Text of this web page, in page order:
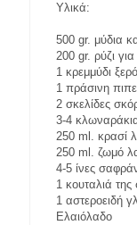
Υλικά:
500 gr. μύδια
200 gr. ρύζι
1 κρεμμύδι
1 πράσινη
2 σκελίδες
3-4
250 ml. κρασί
250 ml. ζωμό
4-5 ίνες
1 κουταλιά
1 αστεροειδή
Ελαιόλαδο